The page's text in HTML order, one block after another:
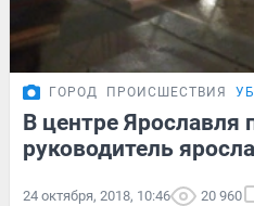
ГОРОД ПРОИСШЕСТВИЯ
В центре Ярославля
руководитель
24 октября, 2018, 10:46 20 960